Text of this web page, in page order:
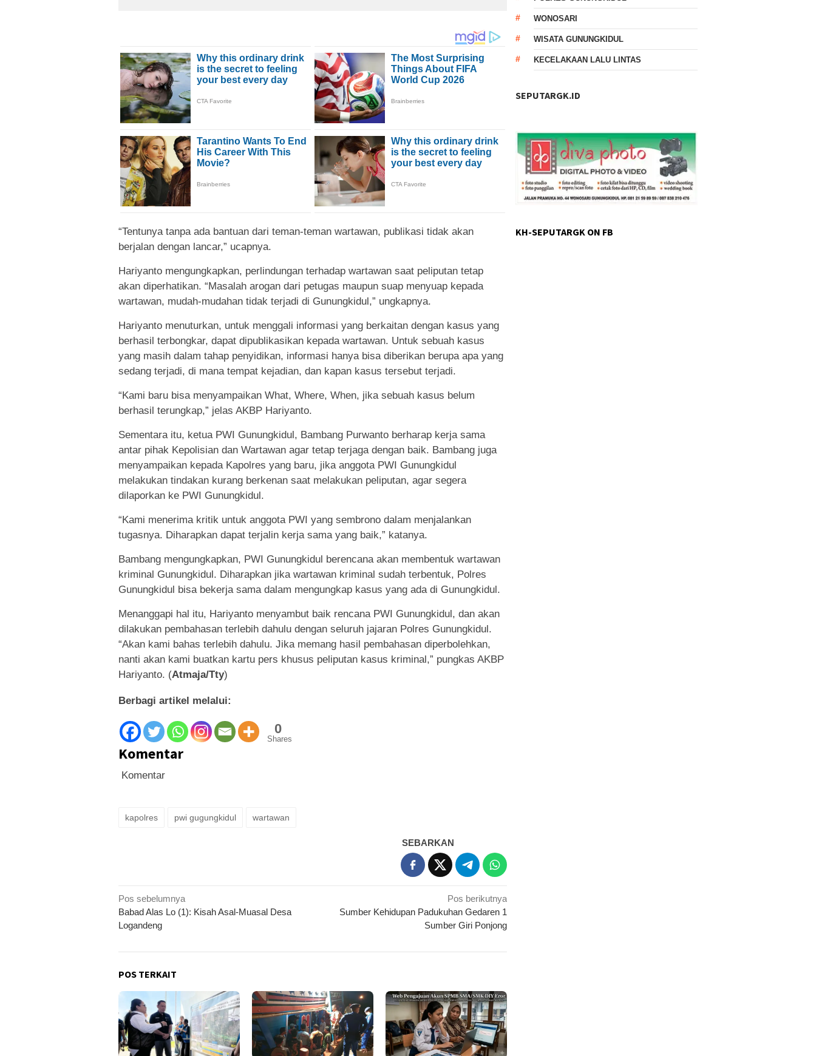
“Tentunya tanpa ada bantuan dari teman-teman wartawan, publikasi tidak akan
berjalan dengan lancar,” ucapnya.
Hariyanto mengungkapkan, perlindungan terhadap wartawan saat peliputan tetap
akan diperhatikan. “Masalah arogan dari petugas maupun suap menyuap kepada
wartawan, mudah-mudahan tidak terjadi di Gunungkidul,” ungkapnya.
Hariyanto menuturkan, untuk menggali informasi yang berkaitan dengan kasus yang
berhasil terbongkar, dapat dipublikasikan kepada wartawan. Untuk sebuah kasus
yang masih dalam tahap penyidikan, informasi hanya bisa diberikan berupa apa yang
sedang terjadi, di mana tempat kejadian, dan kapan kasus tersebut terjadi.
“Kami baru bisa menyampaikan What, Where, When, jika sebuah kasus belum
berhasil terungkap,” jelas AKBP Hariyanto.
Sementara itu, ketua PWI Gunungkidul, Bambang Purwanto berharap kerja sama
antar pihak Kepolisian dan Wartawan agar tetap terjaga dengan baik. Bambang juga
menyampaikan kepada Kapolres yang baru, jika anggota PWI Gunungkidul
melakukan tindakan kurang berkenan saat melakukan peliputan, agar segera
dilaporkan ke PWI Gunungkidul.
“Kami menerima kritik untuk anggota PWI yang sembrono dalam menjalankan
tugasnya. Diharapkan dapat terjalin kerja sama yang baik,” katanya.
Bambang mengungkapkan, PWI Gunungkidul berencana akan membentuk wartawan
kriminal Gunungkidul. Diharapkan jika wartawan kriminal sudah terbentuk, Polres
Gunungkidul bisa bekerja sama dalam mengungkap kasus yang ada di Gunungkidul.
Menanggapi hal itu, Hariyanto menyambut baik rencana PWI Gunungkidul, dan akan
dilakukan pembahasan terlebih dahulu dengan seluruh jajaran Polres Gunungkidul.
“Akan kami bahas terlebih dahulu. Jika memang hasil pembahasan diperbolehkan,
nanti akan kami buatkan kartu pers khusus peliputan kasus kriminal,” pungkas AKBP
Hariyanto. (Atmaja/Tty)
Berbagi artikel melalui:
0
Shares
Komentar
Komentar
kapolres pwi gugungkidul wartawan
SEBARKAN
Navigasi
pos
Pos sebelumnya
Babad Alas Lo (1): Kisah Asal-Muasal Desa
Logandeng
Pos berikutnya
Sumber Kehidupan Padukuhan Gedaren 1
Sumber Giri Ponjong
POS TERKAIT
WONOSARI
WISATA GUNUNGKIDUL
KECELAKAAN LALU LINTAS
SEPUTARGK.ID
KH-SEPUTARGK ON FB